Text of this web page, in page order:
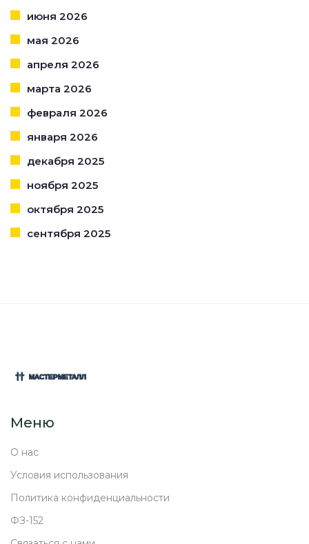
июня 2026
мая 2026
апреля 2026
марта 2026
февраля 2026
января 2026
декабря 2025
ноября 2025
октября 2025
сентября 2025
Меню
О нас
Условия использования
Политика конфиденциальности
ФЗ-152